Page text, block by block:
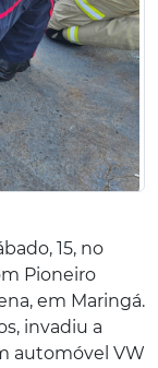
15, no
Pioneiro
em Maringá.
invadiu a
automóvel VW